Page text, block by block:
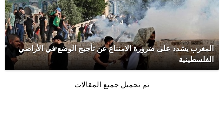
المغرب يشدد على ضرورة الامتناع عن تأجيج الوضع في الأراضي
الفلسطينية
تم تحميل جميع المقالات